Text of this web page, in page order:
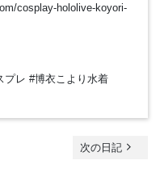
cosplay-hololive-koyori-
プレ #博衣こより水着
次の日記 navigate_next